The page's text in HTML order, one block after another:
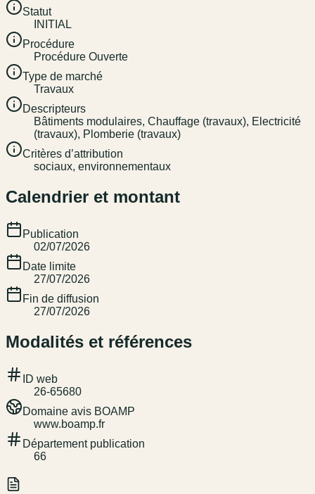
Statut
INITIAL
Procédure
Procédure Ouverte
Type de marché
Travaux
Descripteurs
Bâtiments modulaires, Chauffage (travaux), Electricité
(travaux), Plomberie (travaux)
Critères d’attribution
sociaux, environnementaux
Calendrier et montant
Publication
02/07/2026
Date limite
27/07/2026
Fin de diffusion
27/07/2026
Modalités et références
ID web
26-65680
Domaine avis BOAMP
www.boamp.fr
Département publication
66